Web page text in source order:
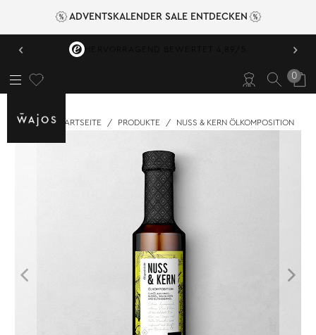
ADVENTSKALENDER SALE ENTDECKEN
‹ VERSANDKOSTENFREI AB 49,95 € ›
0
STARTSEITE / PRODUKTE / NUSS & KERN ÖLKOMPOSITION